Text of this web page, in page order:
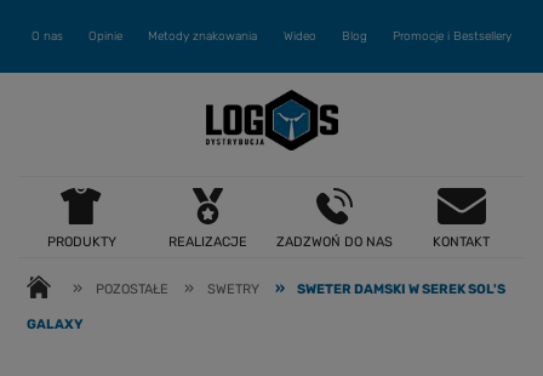
O nas Opinie Metody znakowania Wideo Blog Promocje i Bestsellery
PRODUKTY REALIZACJE ZADZWOŃ DO NAS KONTAKT
» POZOSTAŁE » SWETRY » SWETER DAMSKI W SEREK SOL'S
GALAXY